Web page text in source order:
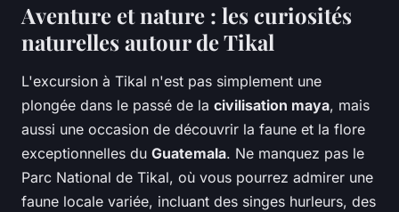
Aventure et nature : les curiosités
naturelles autour de Tikal
L'excursion à Tikal n'est pas simplement une
plongée dans le passé de la civilisation maya, mais
aussi une occasion de découvrir la faune et la flore
exceptionnelles du Guatemala. Ne manquez pas le
Parc National de Tikal, où vous pourrez admirer une
faune locale variée, incluant des singes hurleurs, des